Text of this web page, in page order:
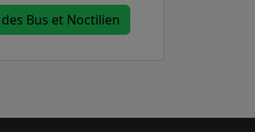
Bus et Noctilien